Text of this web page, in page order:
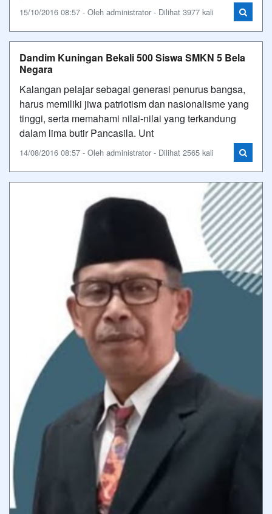
15/10/2016 08:57 - Oleh administrator - Dilihat 3977 kali
Dandim Kuningan Bekali 500 Siswa SMKN 5 Bela
Negara
Kalangan pelajar sebagai generasi penurus bangsa,
harus memiliki jiwa patriotism dan nasionalisme yang
tinggi, serta memahami nilai-nilai yang terkandung
dalam lima butir Pancasila. Unt
14/08/2016 08:57 - Oleh administrator - Dilihat 2565 kali